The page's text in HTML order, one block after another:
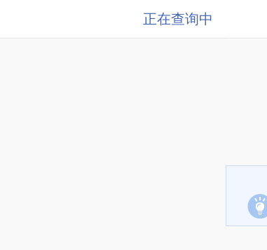
正在查询中